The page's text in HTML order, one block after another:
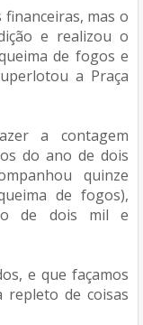
financeiras, mas o
e realizou o
de fogos e
a Praça
a contagem
do ano de dois
quinze
de fogos),
de dois mil e
e que façamos
repleto de coisas